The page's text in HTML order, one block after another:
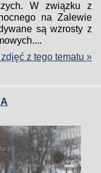
W związku z
na Zalewie
są wzrosty z
z tego tematu »